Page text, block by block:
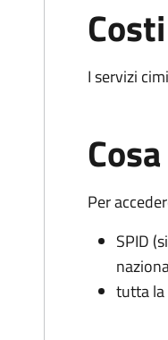
Costi
I servizi
Per
SPID
tutta la